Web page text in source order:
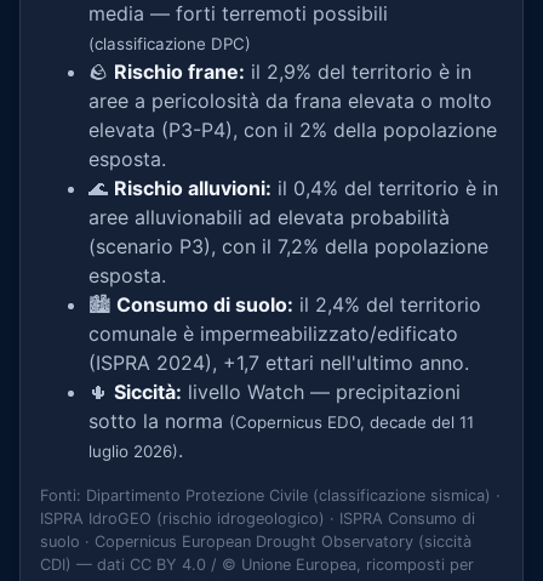
media — forti terremoti possibili
(classificazione DPC)
🪨 Rischio frane: il 2,9% del territorio è in
aree a pericolosità da frana elevata o molto
elevata (P3-P4), con il 2% della popolazione
esposta.
🌊 Rischio alluvioni: il 0,4% del territorio è in
aree alluvionabili ad elevata probabilità
(scenario P3), con il 7,2% della popolazione
esposta.
🏙️ Consumo di suolo: il 2,4% del territorio
comunale è impermeabilizzato/edificato
(ISPRA 2024), +1,7 ettari nell'ultimo anno.
🌵 Siccità: livello Watch — precipitazioni
sotto la norma (Copernicus EDO, decade del 11
luglio 2026).
Fonti: Dipartimento Protezione Civile (classificazione sismica) ·
ISPRA IdroGEO (rischio idrogeologico) · ISPRA Consumo di
suolo · Copernicus European Drought Observatory (siccità
CDI) — dati CC BY 4.0 / © Unione Europea, ricomposti per